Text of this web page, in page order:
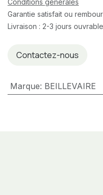
Conditions générales
Garantie satisfait ou
Livraison : 2-3 jours
Contactez-nous
Marque: BEILLEVAIRE